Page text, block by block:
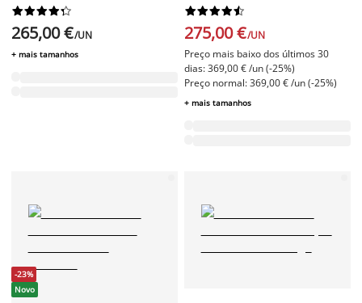






265,00 €/UN
+ mais tamanhos






275,00 €/UN
Preço mais baixo dos últimos 30
dias: 369,00 € /un (-25%)
Preço normal: 369,00 € /un (-25%)
+ mais tamanhos
-23%
Novo